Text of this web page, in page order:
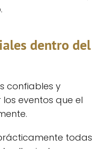
dentro del
confiables y
eventos que el
todas